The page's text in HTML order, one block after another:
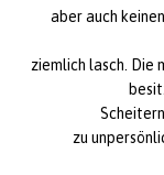
aber auch
ziemlich lasch. Die
zu